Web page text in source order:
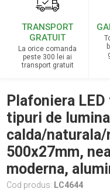
TRANSPORT
GRATUIT
La orice comanda
peste 300 lei ai
transport gratuit
Plafoniera
tipuri de
calda/
500x27mm,
moderna,
Cod produs: LC4644